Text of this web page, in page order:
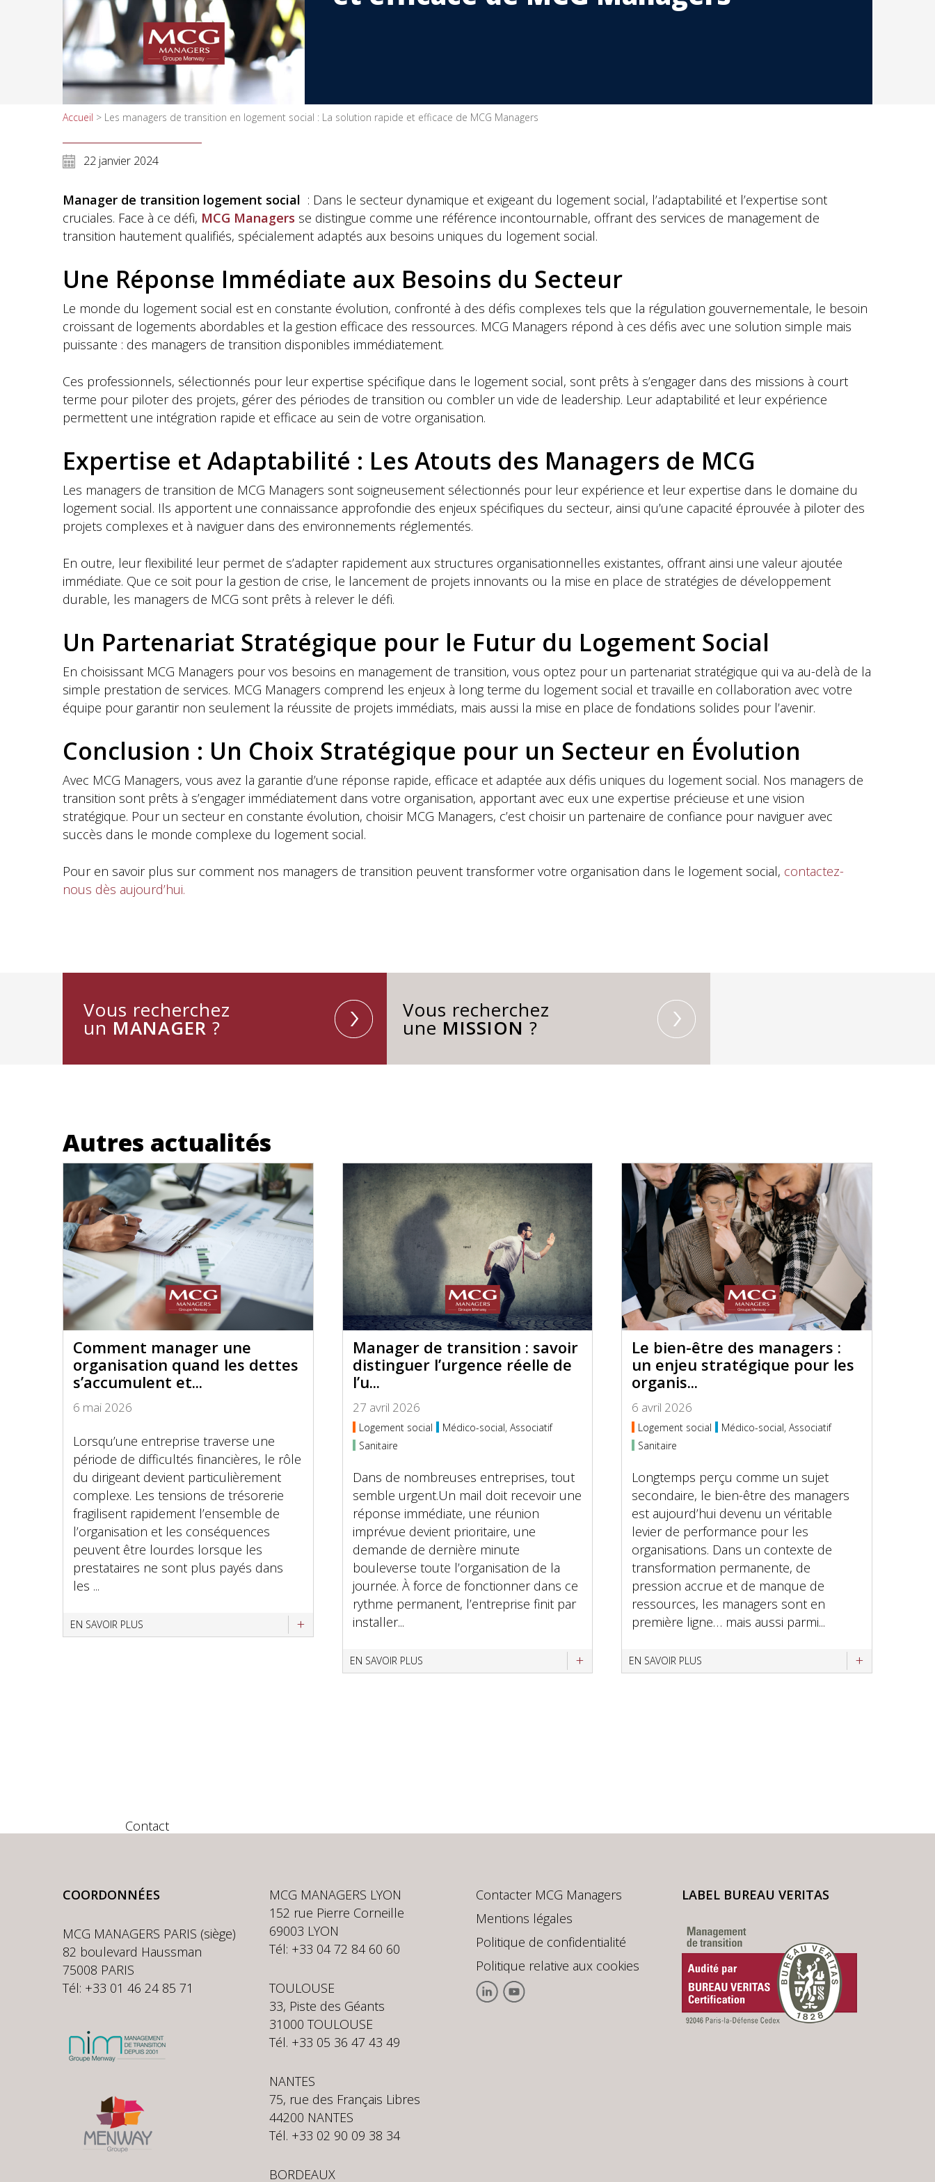
Accueil > Les managers de transition en logement social : La solution rapide et efficace de MCG Managers
22 janvier 2024
Manager de transition logement social : Dans le secteur dynamique et exigeant du logement social, l’adaptabilité et l’expertise sont
cruciales. Face à ce défi, MCG Managers se distingue comme une référence incontournable, offrant des services de management de
transition hautement qualifiés, spécialement adaptés aux besoins uniques du logement social.
Une Réponse Immédiate aux Besoins du Secteur
Le monde du logement social est en constante évolution, confronté à des défis complexes tels que la régulation gouvernementale, le besoin
croissant de logements abordables et la gestion efficace des ressources. MCG Managers répond à ces défis avec une solution simple mais
puissante : des managers de transition disponibles immédiatement.
Ces professionnels, sélectionnés pour leur expertise spécifique dans le logement social, sont prêts à s’engager dans des missions à court
terme pour piloter des projets, gérer des périodes de transition ou combler un vide de leadership. Leur adaptabilité et leur expérience
permettent une intégration rapide et efficace au sein de votre organisation.
Expertise et Adaptabilité : Les Atouts des Managers de MCG
Les managers de transition de MCG Managers sont soigneusement sélectionnés pour leur expérience et leur expertise dans le domaine du
logement social. Ils apportent une connaissance approfondie des enjeux spécifiques du secteur, ainsi qu’une capacité éprouvée à piloter des
projets complexes et à naviguer dans des environnements réglementés.
En outre, leur flexibilité leur permet de s’adapter rapidement aux structures organisationnelles existantes, offrant ainsi une valeur ajoutée
immédiate. Que ce soit pour la gestion de crise, le lancement de projets innovants ou la mise en place de stratégies de développement
durable, les managers de MCG sont prêts à relever le défi.
Un Partenariat Stratégique pour le Futur du Logement Social
En choisissant MCG Managers pour vos besoins en management de transition, vous optez pour un partenariat stratégique qui va au-delà de la
simple prestation de services. MCG Managers comprend les enjeux à long terme du logement social et travaille en collaboration avec votre
équipe pour garantir non seulement la réussite de projets immédiats, mais aussi la mise en place de fondations solides pour l’avenir.
Conclusion : Un Choix Stratégique pour un Secteur en Évolution
Avec MCG Managers, vous avez la garantie d’une réponse rapide, efficace et adaptée aux défis uniques du logement social. Nos managers de
transition sont prêts à s’engager immédiatement dans votre organisation, apportant avec eux une expertise précieuse et une vision
stratégique. Pour un secteur en constante évolution, choisir MCG Managers, c’est choisir un partenaire de confiance pour naviguer avec
succès dans le monde complexe du logement social.
Pour en savoir plus sur comment nos managers de transition peuvent transformer votre organisation dans le logement social, contactez-
nous dès aujourd’hui.
Vous recherchez
un MANAGER ?
Vous recherchez
une MISSION ?
Autres actualités
Comment manager une
organisation quand les dettes
s’accumulent et...
6 mai 2026
Lorsqu’une entreprise traverse une
période de difficultés financières, le rôle
du dirigeant devient particulièrement
complexe. Les tensions de trésorerie
fragilisent rapidement l’ensemble de
l’organisation et les conséquences
peuvent être lourdes lorsque les
prestataires ne sont plus payés dans
les ...
EN SAVOIR PLUS
Manager de transition : savoir
distinguer l’urgence réelle de
l’u...
27 avril 2026
Logement social
Médico-social, Associatif
Sanitaire
Dans de nombreuses entreprises, tout
semble urgent.Un mail doit recevoir une
réponse immédiate, une réunion
imprévue devient prioritaire, une
demande de dernière minute
bouleverse toute l’organisation de la
journée. À force de fonctionner dans ce
rythme permanent, l’entreprise finit par
installer...
EN SAVOIR PLUS
Le bien-être des managers :
un enjeu stratégique pour les
organis...
6 avril 2026
Logement social
Médico-social, Associatif
Sanitaire
Longtemps perçu comme un sujet
secondaire, le bien-être des managers
est aujourd’hui devenu un véritable
levier de performance pour les
organisations. Dans un contexte de
transformation permanente, de
pression accrue et de manque de
ressources, les managers sont en
première ligne… mais aussi parmi...
EN SAVOIR PLUS
Contact
COORDONNÉES
MCG MANAGERS PARIS (siège)
82 boulevard Haussman
75008 PARIS
Tél: +33 01 46 24 85 71
MCG MANAGERS LYON
152 rue Pierre Corneille
69003 LYON
Tél: +33 04 72 84 60 60
TOULOUSE
33, Piste des Géants
31000 TOULOUSE
Tél. +33 05 36 47 43 49
NANTES
75, rue des Français Libres
44200 NANTES
Tél. +33 02 90 09 38 34
BORDEAUX
Contacter MCG Managers
Mentions légales
Politique de confidentialité
Politique relative aux cookies
LABEL BUREAU VERITAS